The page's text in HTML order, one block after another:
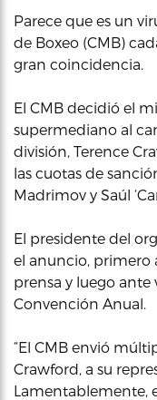
Parece que es un
de Boxeo (CMB)
gran coincidencia.
El CMB decidió el
supermediano al
división, Terence
las cuotas de
Madrimov y Saúl
El presidente del
el anuncio, primero
prensa y luego ante
Convención Anual.
“El CMB envió
Crawford, a su
Lamentablemente,